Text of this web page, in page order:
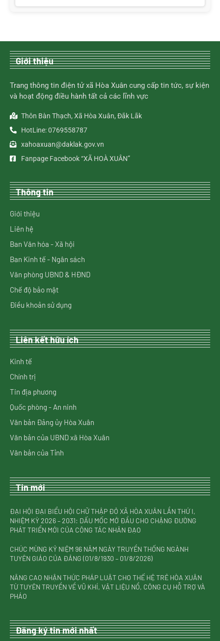
Giới thiệu
Trang thông tin điện tử xã Hòa Xuân cung cấp tin tức, sự kiện
và hoạt động điều hành tất cả các lĩnh vực
Thôn Bàn Thạch, Xã Hòa Xuân, Đắk Lắk
HotLine: 0769558787
xahoaxuan@daklak.gov.vn
Fanpage Facebook “XÃ HOÀ XUÂN”
Thông tin
Giới thiệu
Liên hệ
Ban Văn hóa - Xã hội
Ban Kinh tế - Ngân sách
Văn phòng UBND & HĐND
Chế độ bảo mật
Điều khoản sử dụng
Liên kết hữu ích
Kinh tế
Chính trị
Tin địa phương
Quốc phòng - An ninh
Văn bản Đảng ủy Hòa Xuân
Văn bản của UBND xã Hòa Xuân
Văn bản của Tỉnh
Tin mới
ĐẠI HỘI ĐẠI BIỂU HỘI CHỮ THẬP ĐỎ XÃ HÒA XUÂN LẦN THỨ I,
NHIỆM KỲ 2026 – 2031: DẤU MỐC MỞ ĐẦU CHO CHẶNG ĐƯỜNG
PHÁT TRIỂN MỚI CỦA CÔNG TÁC NHÂN ĐẠO
CHÚC MỪNG KỶ NIỆM 96 NĂM NGÀY TRUYỀN THỐNG NGÀNH
TUYÊN GIÁO CỦA ĐẢNG (01/8/1930 – 01/8/2026)
NÂNG CAO NHẬN THỨC PHÁP LUẬT CHO THẾ HỆ TRẺ HÒA XUÂN
TỪ TUYÊN TRUYỀN VỀ VŨ KHÍ, VẬT LIỆU NỔ, CÔNG CỤ HỖ TRỢ VÀ
PHÁO
Đăng ký tin mới nhất